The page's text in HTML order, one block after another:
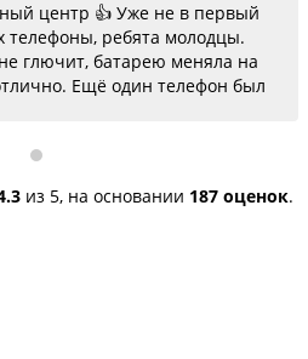
центр 👍 Уже не в первый
телефоны, ребята молодцы.
глючит, батарею меняла на
Ещё один телефон был
всё исправили, заряд
из 5, на основании 187 оценок.